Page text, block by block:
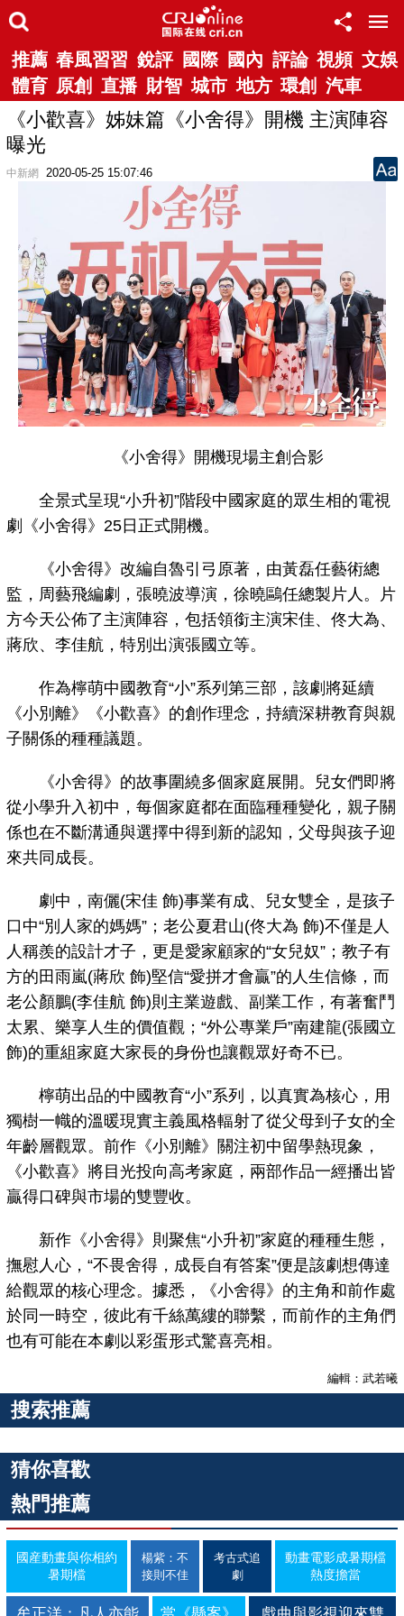
推薦 春風習習 銳評 國際 國內 評論 視頻 文娛
體育 原創 直播 財智 城市 地方 環創 汽車
《小歡喜》姊妹篇《小舍得》開機 主演陣容
曝光
中新網 2020-05-25 15:07:46
《小舍得》開機現場主創合影
全景式呈現“小升初”階段中國家庭的眾生相的電視
劇《小舍得》25日正式開機。
《小舍得》改編自魯引弓原著，由黃磊任藝術總
監，周藝飛編劇，張曉波導演，徐曉鷗任總製片人。片
方今天公佈了主演陣容，包括領銜主演宋佳、佟大為、
蔣欣、李佳航，特別出演張國立等。
作為檸萌中國教育“小”系列第三部，該劇將延續
《小別離》《小歡喜》的創作理念，持續深耕教育與親
子關係的種種議題。
《小舍得》的故事圍繞多個家庭展開。兒女們即將
從小學升入初中，每個家庭都在面臨種種變化，親子關
係也在不斷溝通與選擇中得到新的認知，父母與孩子迎
來共同成長。
劇中，南儷(宋佳 飾)事業有成、兒女雙全，是孩子
口中“別人家的媽媽”；老公夏君山(佟大為 飾)不僅是人
人稱羨的設計才子，更是愛家顧家的“女兒奴”；教子有
方的田雨嵐(蔣欣 飾)堅信“愛拼才會贏”的人生信條，而
老公顏鵬(李佳航 飾)則主業遊戲、副業工作，有著奮鬥
太累、樂享人生的價值觀；“外公專業戶”南建龍(張國立
飾)的重組家庭大家長的身份也讓觀眾好奇不已。
檸萌出品的中國教育“小”系列，以真實為核心，用
獨樹一幟的溫暖現實主義風格輻射了從父母到子女的全
年齡層觀眾。前作《小別離》關注初中留學熱現象，
《小歡喜》將目光投向高考家庭，兩部作品一經播出皆
贏得口碑與市場的雙豐收。
新作《小舍得》則聚焦“小升初”家庭的種種生態，
撫慰人心，“不畏舍得，成長自有答案”便是該劇想傳達
給觀眾的核心理念。據悉，《小舍得》的主角和前作處
於同一時空，彼此有千絲萬縷的聯繫，而前作的主角們
也有可能在本劇以彩蛋形式驚喜亮相。
編輯：武若曦
搜索推薦
猜你喜歡
熱門推薦
國産動畫與你相約
暑期檔
楊紫：不
接則不佳
考古式追
劇
動畫電影成暑期檔
熱度擔當